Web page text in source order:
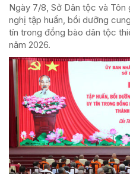
Ngày 7/8, Sở Dân tộc và
nghị tập huấn, bồi dưỡng
tín trong đồng bào dân tộc
năm 2026.